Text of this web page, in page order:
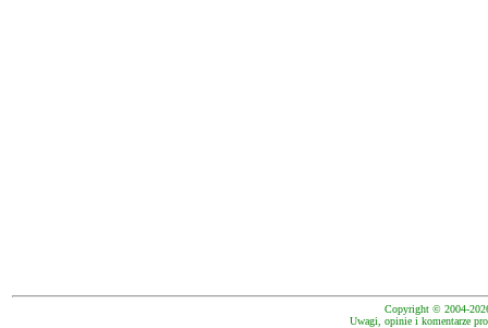
Copyright © 2004-
Uwagi, opinie i komentarze